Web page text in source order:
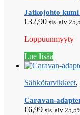
Jatkojohto
€32,90 sis. alv
Loppuunmyyty
Lue lisää
Sähkötarvikkeet,
Caravan-
€6,99 sis. alv